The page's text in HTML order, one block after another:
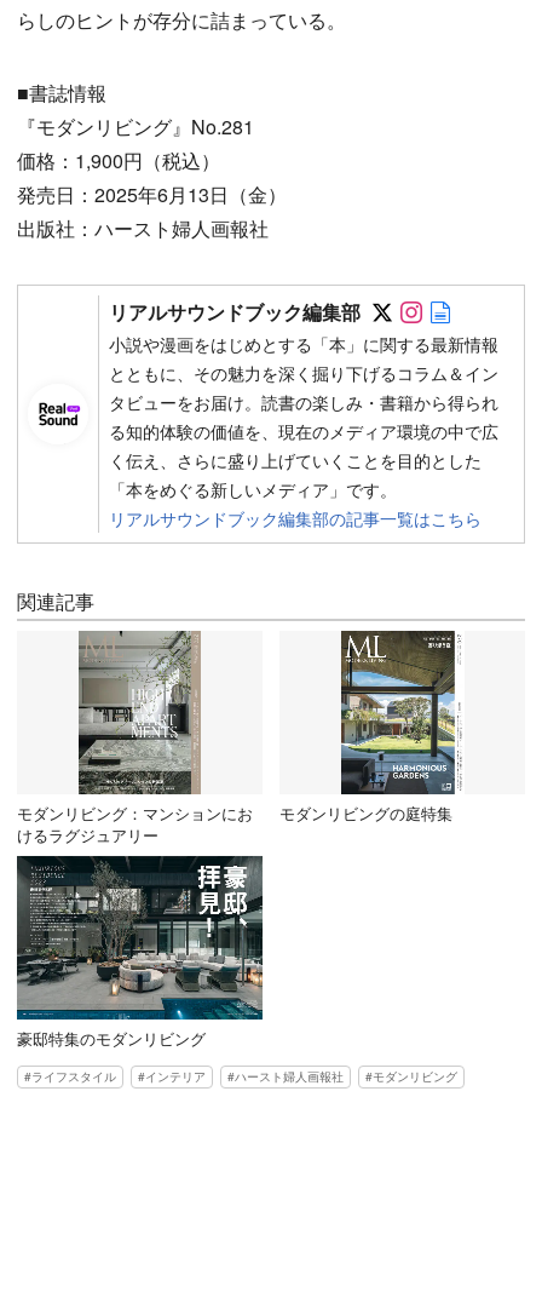
らしのヒントが存分に詰まっている。
■書誌情報
『モダンリビング』No.281
価格：1,900円（税込）
発売日：2025年6月13日（金）
出版社：ハースト婦人画報社
リアルサウンドブック編集部 Follow on
Follow on
小説や漫画をはじめとする「本」に関する最新情報
とともに、その魅力を深く掘り下げるコラム＆イン
タビューをお届け。読書の楽しみ・書籍から得られ
る知的体験の価値を、現在のメディア環境の中で広
く伝え、さらに盛り上げていくことを目的とした
「本をめぐる新しいメディア」です。
リアルサウンドブック編集部の記事一覧はこちら
関連記事
モダンリビング：マンションにお
けるラグジュアリー
モダンリビングの庭特集
豪邸特集のモダンリビング
ライフスタイル インテリア ハースト婦人画報社 モダンリビング